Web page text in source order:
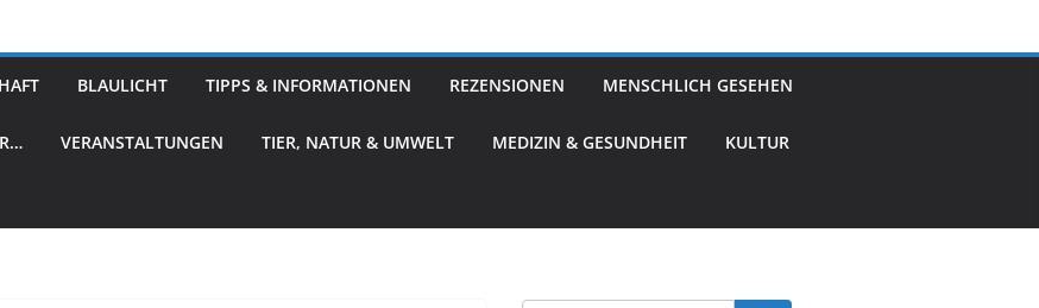
BLAULICHT TIPPS & INFORMATIONEN REZENSIONEN MENSCHLICH GESEHEN
VERANSTALTUNGEN TIER, NATUR & UMWELT MEDIZIN & GESUNDHEIT KULTUR